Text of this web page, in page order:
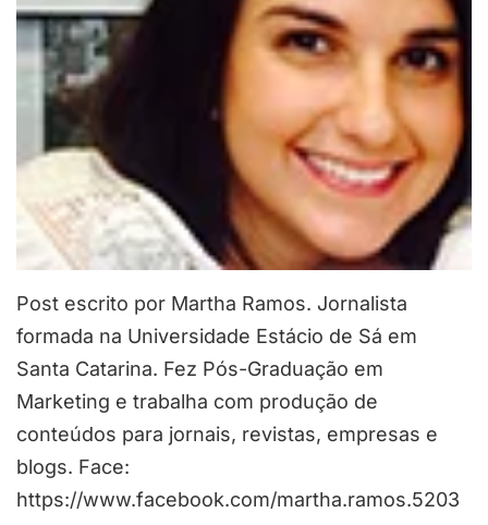
Post escrito por Martha Ramos. Jornalista
formada na Universidade Estácio de Sá em
Santa Catarina. Fez Pós-Graduação em
Marketing e trabalha com produção de
conteúdos para jornais, revistas, empresas e
blogs. Face:
https://www.facebook.com/martha.ramos.5203